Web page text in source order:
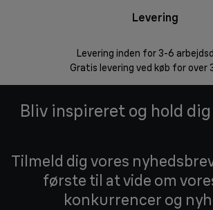
Levering
Levering inden for 3-6
Gratis levering ved køb for over
Bliv inspireret og hold
Tilmeld dig vores
første til at vide om
konkurrencer og